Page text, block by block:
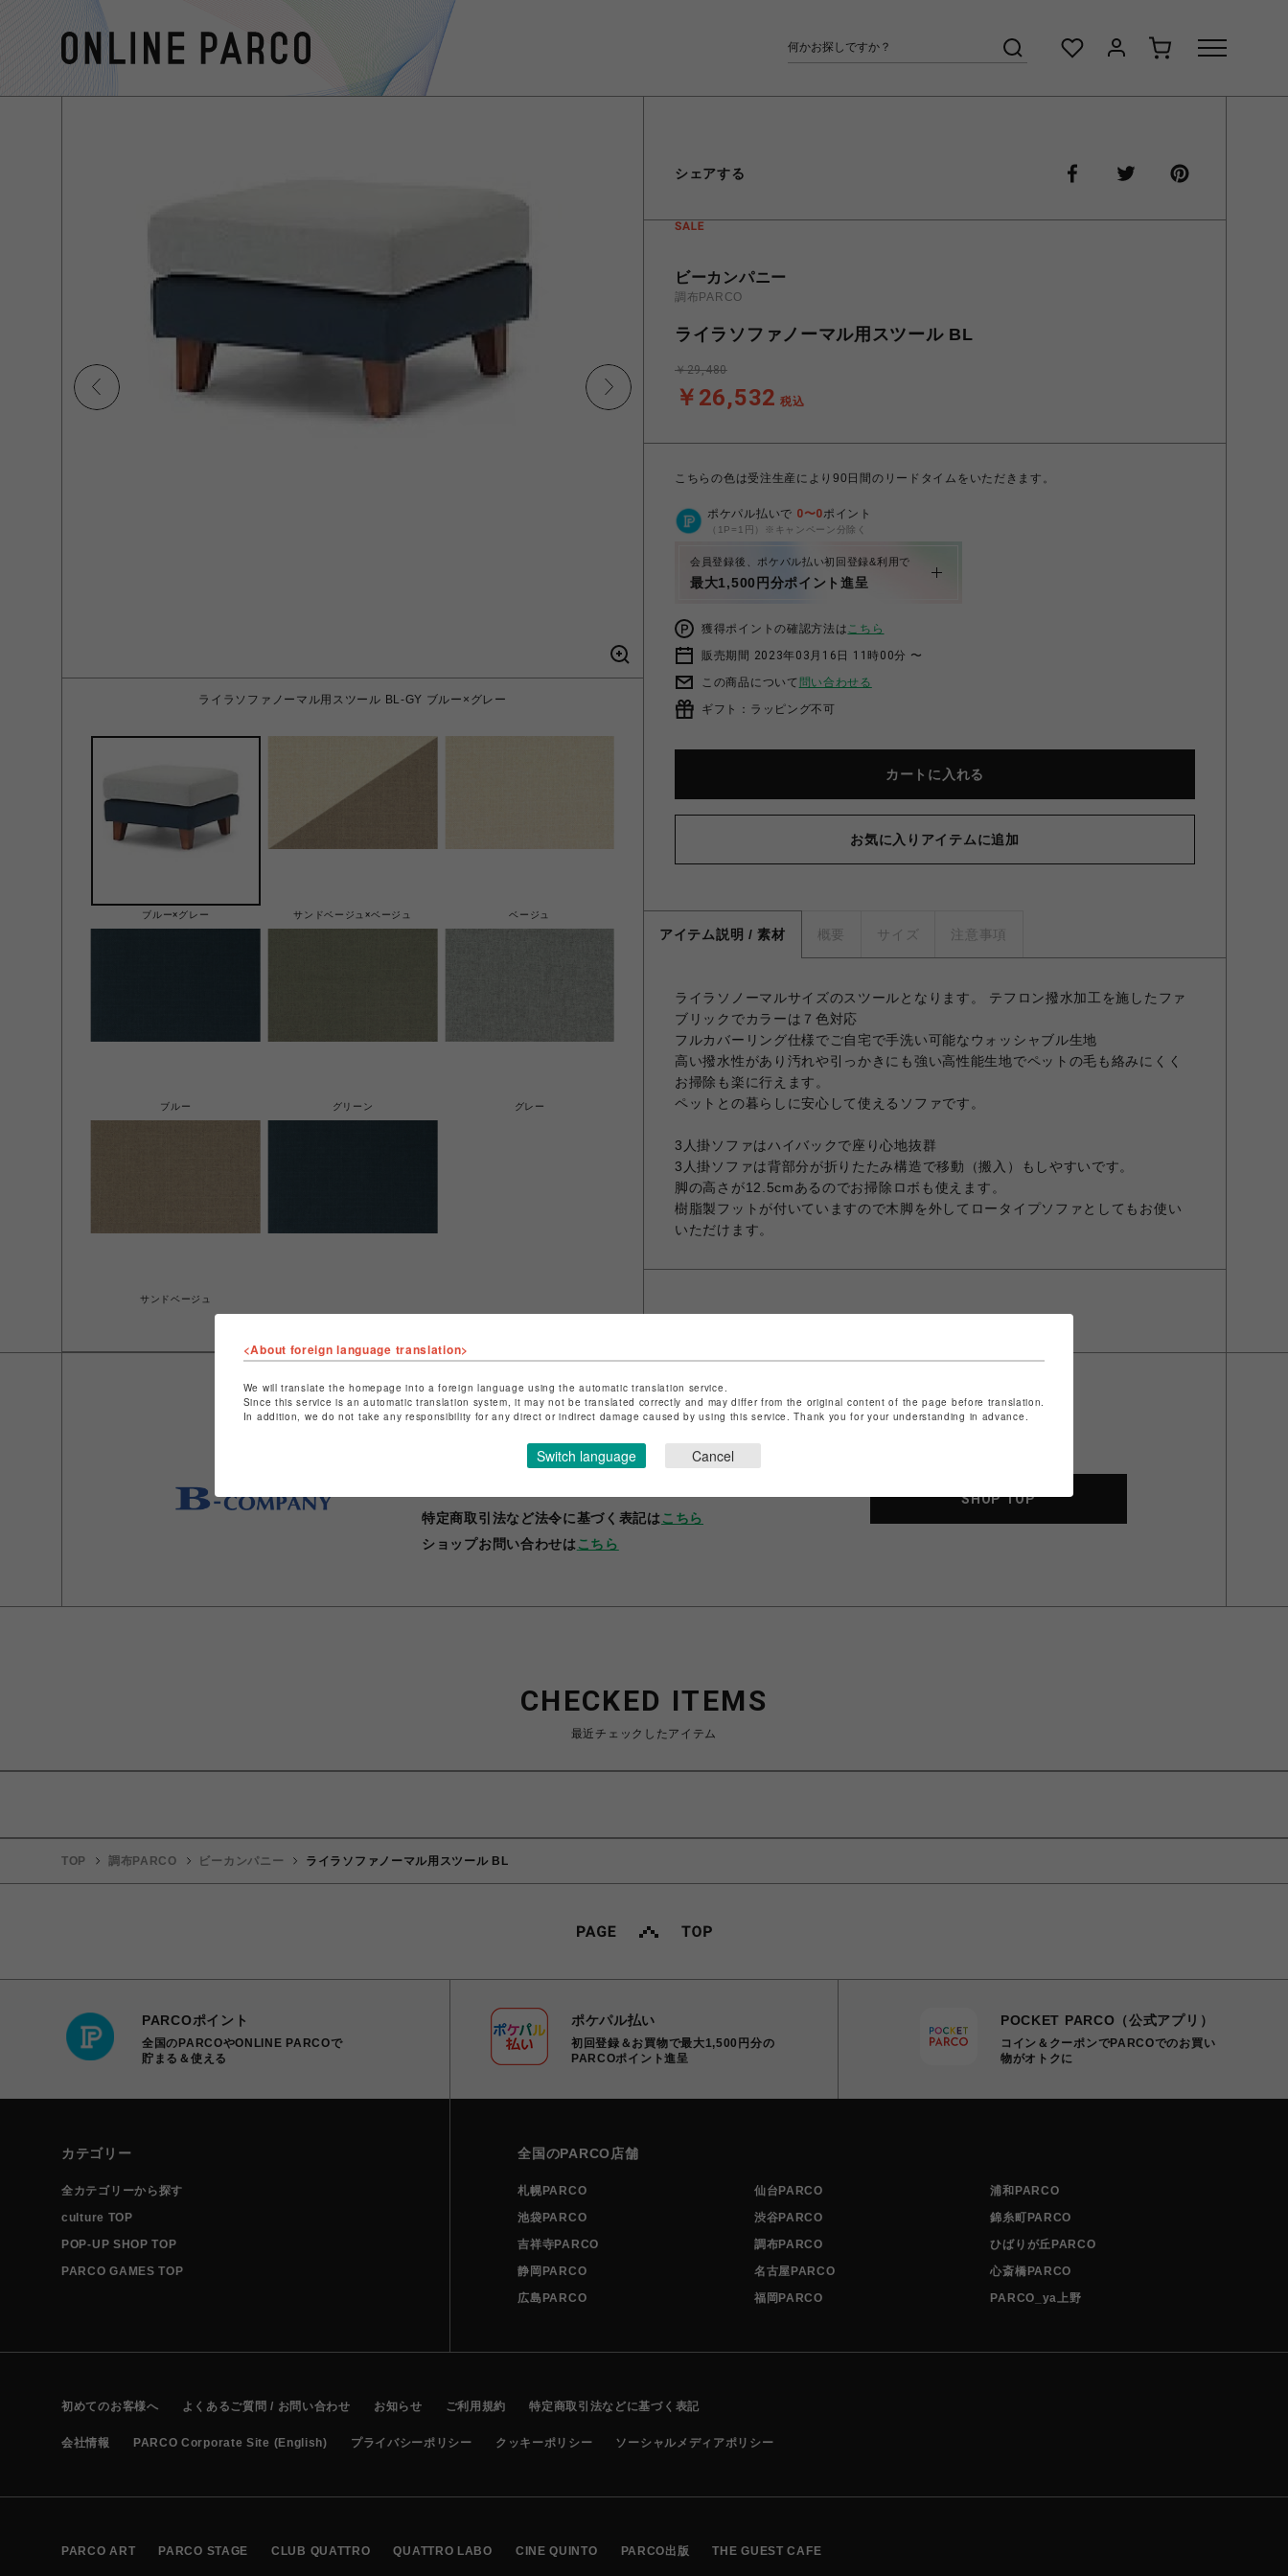
ライラソファノーマル用スツール BL-GY ブルー×グレー
ブルー×グレー サンドベージュ×ベージュ ベージュ
ブルー グリーン グレー
サンドベージュ
ビーカンパニー
調布PARCO
ライラソファノーマル用スツール BL
￥26,532 税込
￥29,480
こちらの色は受注生産により90日間のリードタイムをいただきます。
ポケパル払いで 0〜0ポイント
（1P=1円）※キャンペーン分除く
会員登録後、ポケパル払い初回登録&利用で
最大1,500円分ポイント進呈
獲得ポイントの確認方法はこちら
販売期間 2023年03月16日 11時00分 〜
この商品について 問い合わせる
ギフト：ラッピング不可
カートに入れる
お気に入りアイテムに追加
アイテム説明 / 素材 概要 サイズ 注意事項
ライラソノーマルサイズのスツールとなります。 テフロン撥水加工を施したファ
ブリックでカラーは７色対応
フルカバーリング仕様でご自宅で手洗い可能なウォッシャブル生地
高い撥水性があり汚れや引っかきにも強い高性能生地でペットの毛も絡みにくく
お掃除も楽に行えます。
ペットとの暮らしに安心して使えるソファです。
3人掛ソファはハイバックで座り心地抜群
3人掛ソファは背部分が折りたたみ構造で移動（搬入）もしやすいです。
脚の高さが12.5cmあるのでお掃除ロボも使えます。
樹脂製フットが付いていますので木脚を外してロータイプソファとしてもお使い
いただけます。
シェアする
ビーカンパニー
特定商取引法など法令に基づく表記は こちら
ショップお問い合わせは こちら
SHOP TOP
CHECKED ITEMS
最近チェックしたアイテム
TOP 調布PARCO ビーカンパニー ライラソファノーマル用スツール BL
PARCOポイント
全国のPARCOやONLINE PARCOで
貯まる＆使える
ポケパル払い
初回登録＆お買物で最大1,500円分の
PARCOポイント進呈
POCKET PARCO（公式アプリ）
コイン＆クーポンでPARCOでのお買い
物がオトクに
カテゴリー
全カテゴリーから探す
culture TOP
POP-UP SHOP TOP
PARCO GAMES TOP
全国のPARCO店舗
札幌PARCO 仙台PARCO
浦和PARCO
池袋PARCO
渋谷PARCO
錦糸町PARCO
吉祥寺PARCO
調布PARCO
ひばりが丘PARCO
静岡PARCO
名古屋PARCO
心斎橋PARCO
広島PARCO
福岡PARCO PARCO_ya上野
初めてのお客様へ よくあるご質問 / お問い合わせ お知らせ ご利用規約 特定商取引法などに基づく表記
会社情報 PARCO Corporate Site (English) プライバシーポリシー クッキーポリシー ソーシャルメディアポリシー
PARCO ART PARCO STAGE CLUB QUATTRO QUATTRO LABO CINE QUINTO PARCO出版 THE GUEST CAFE
<About foreign language translation>
We will translate the homepage into a foreign language using the automatic translation service.
Since this service is an automatic translation system, it may not be translated correctly and may differ from the original content of the page before translation.
In addition, we do not take any responsibility for any direct or indirect damage caused by using this service. Thank you for your understanding in advance.
Switch language Cancel